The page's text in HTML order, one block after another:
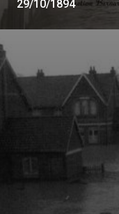
29/10/1894